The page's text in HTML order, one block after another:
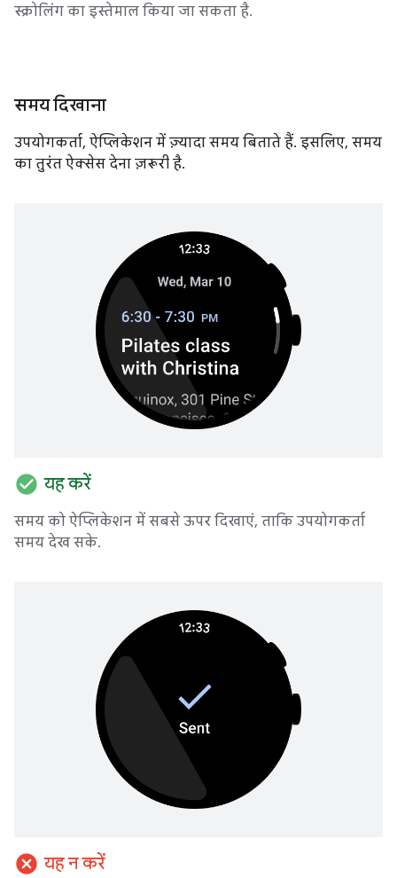
स्क्रोलिंग का इस्तेमाल किया जा सकता है.
समय दिखाना
उपयोगकर्ता, ऐप्लिकेशन में ज़्यादा समय बिताते हैं. इसलिए, समय
का तुरंत ऐक्सेस देना ज़रूरी है.
check_circle यह करें
समय को ऐप्लिकेशन में सबसे ऊपर दिखाएं, ताकि उपयोगकर्ता
समय देख सके.
cancel यह न करें